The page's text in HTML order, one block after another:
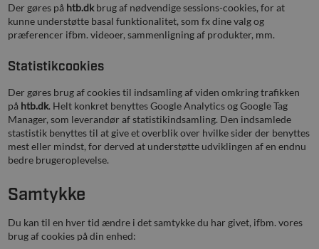
Der gøres på htb.dkbrug af nødvendige sessions-cookies, for at
kunne understøtte basal funktionalitet, som fx dine valg og
præferencer ifbm. videoer, sammenligning af produkter, mm.
Statistikcookies
Der gøres brug af cookies til indsamling af viden omkring trafikken
på htb.dk. Helt konkret benyttes Google Analytics og Google Tag
Manager, som leverandør af statistikindsamling. Den indsamlede
stastistik benyttes til at give et overblik over hvilke sider der benyttes
mest eller mindst, for derved at understøtte udviklingen af en endnu
bedre brugeroplevelse.
Samtykke
Du kan til en hver tid ændre i det samtykke du har givet, ifbm. vores
brug af cookies på din enhed: